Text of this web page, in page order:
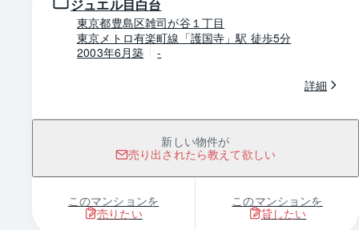
ジュエル目白台
東京都豊島区雑司が谷１丁目
東京メトロ有楽町線「護国寺」駅 徒歩5分
2003年6月築
-
詳細
新しい物件が
売り出されたら教えて欲しい
このマンションを
売りたい
このマンションを
貸したい